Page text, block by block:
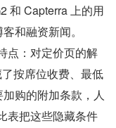
和 Capterra 上的用
和融资新闻。
点：对定价页的解
按席位收费、最低
购的附加条款，人
表把这些隐藏条件